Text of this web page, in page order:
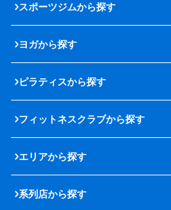
スポーツジムから探す
ヨガから探す
ピラティスから探す
フィットネスクラブから探す
エリアから探す
系列店から探す